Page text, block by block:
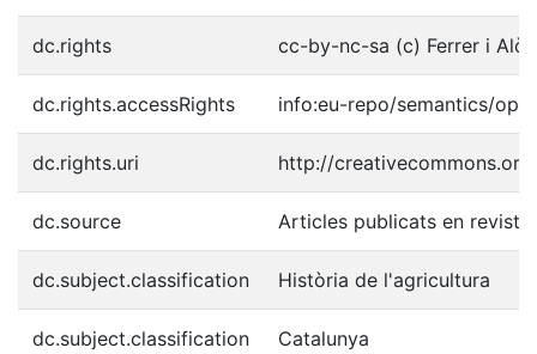
dc.rights cc-by-nc-sa (c) Ferrer i
dc.rights.accessRights info:eu-repo/semantics/
dc.rights.uri http://
dc.source Articles publicats en
dc.subject.classification Història de l'agricultura
dc.subject.classification Catalunya